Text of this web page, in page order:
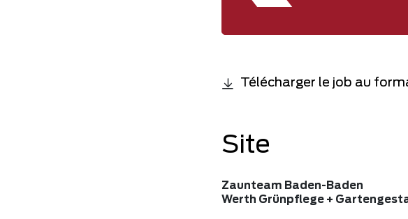
Télécharger le job au
Site
Zaunteam Baden-Baden
Werth Grünpflege +